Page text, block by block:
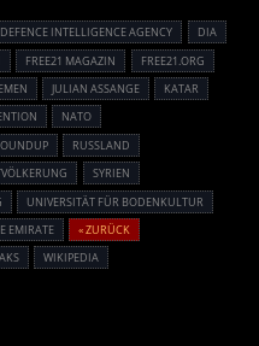
DEFENCE INTELLIGENCE AGENCY
DIA
FREE21 MAGAZIN
FREE21.ORG
JULIAN ASSANGE
KATAR
NATO
RUSSLAND
SYRIEN
UNIVERSITÄT FÜR BODENKULTUR
EMIRATE
« ZURÜCK
WIKIPEDIA